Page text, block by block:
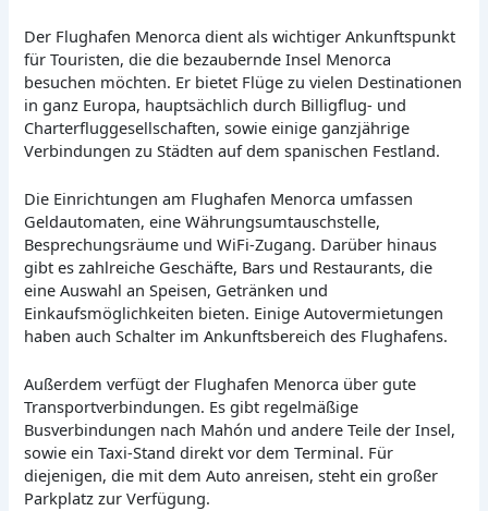
Der Flughafen Menorca dient als wichtiger Ankunftspunkt
für Touristen, die die bezaubernde Insel Menorca
besuchen möchten. Er bietet Flüge zu vielen Destinationen
in ganz Europa, hauptsächlich durch Billigflug- und
Charterfluggesellschaften, sowie einige ganzjährige
Verbindungen zu Städten auf dem spanischen Festland.
Die Einrichtungen am Flughafen Menorca umfassen
Geldautomaten, eine Währungsumtauschstelle,
Besprechungsräume und WiFi-Zugang. Darüber hinaus
gibt es zahlreiche Geschäfte, Bars und Restaurants, die
eine Auswahl an Speisen, Getränken und
Einkaufsmöglichkeiten bieten. Einige Autovermietungen
haben auch Schalter im Ankunftsbereich des Flughafens.
Außerdem verfügt der Flughafen Menorca über gute
Transportverbindungen. Es gibt regelmäßige
Busverbindungen nach Mahón und andere Teile der Insel,
sowie ein Taxi-Stand direkt vor dem Terminal. Für
diejenigen, die mit dem Auto anreisen, steht ein großer
Parkplatz zur Verfügung.